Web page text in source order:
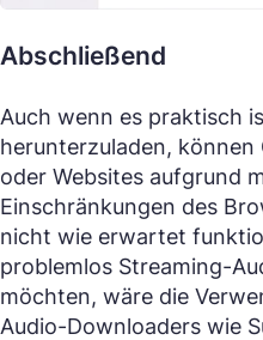
Abschließend
Auch wenn es praktisch
herunterzuladen,
oder Websites aufgrund
Einschränkungen des
nicht wie erwartet
problemlos Streaming-
möchten, wäre die
Audio-Downloaders wie